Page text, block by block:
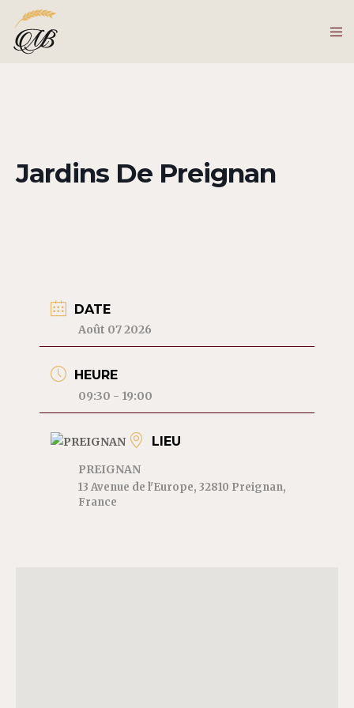
Jardins De Preignan
DATE
Août 07 2026
HEURE
09:30 - 19:00
LIEU
PREIGNAN
13 Avenue de l'Europe, 32810 Preignan,
France